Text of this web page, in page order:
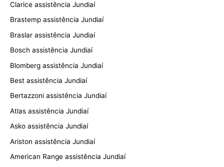
Clarice assistência Jundiaí
Brastemp assistência Jundiaí
Braslar assistência Jundiaí
Bosch assistência Jundiaí
Blomberg assistência Jundiaí
Best assistência Jundiaí
Bertazzoni assistência Jundiaí
Atlas assistência Jundiaí
Asko assistência Jundiaí
Ariston assistência Jundiaí
American Range assistência Jundiaí